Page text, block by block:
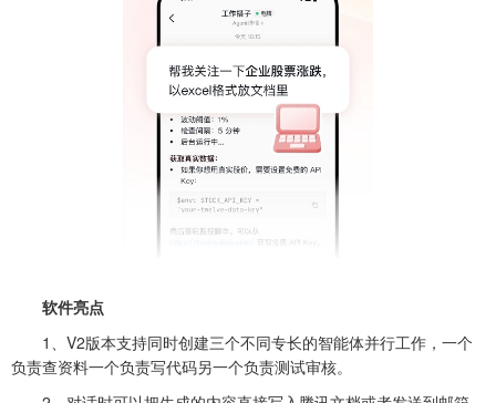
软件亮点
1、V2版本支持同时创建三个不同专长的智能体并行工作，一个
负责查资料一个负责写代码另一个负责测试审核。